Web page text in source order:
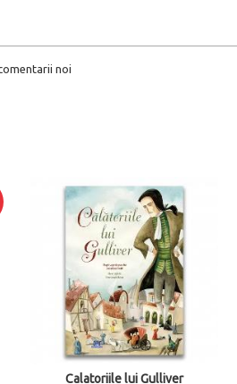
noi
Calatoriile lui Gulliver